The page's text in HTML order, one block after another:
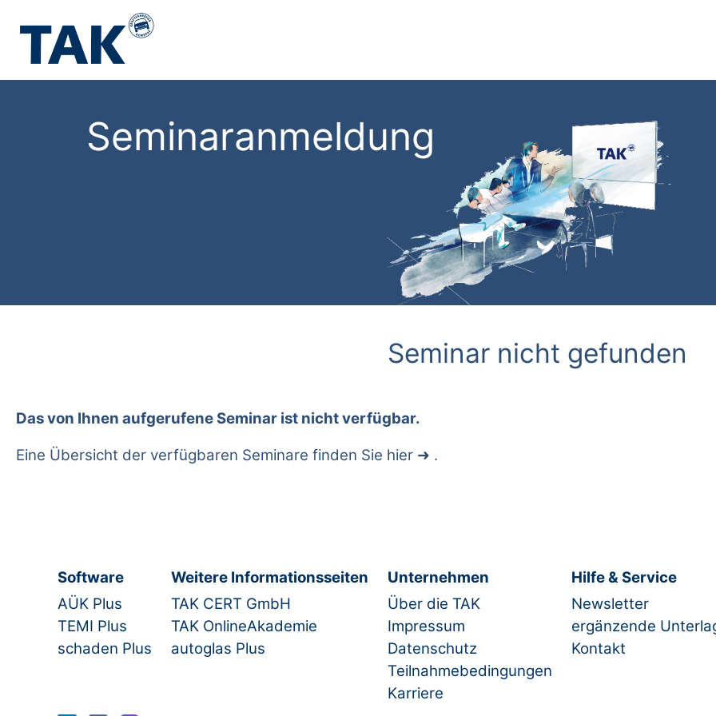
Seminaranmeldung
Seminar nicht gefunden
Das von Ihnen aufgerufene Seminar ist nicht verfügbar.
Eine Übersicht der verfügbaren Seminare finden Sie hier .
Software
AÜK Plus
TEMI Plus
schaden Plus
Weitere Informationsseiten
TAK CERT GmbH
TAK OnlineAkademie
autoglas Plus
Unternehmen
Über die TAK
Impressum
Datenschutz
Teilnahmebedingungen
Karriere
Hilfe & Service
Newsletter
ergänzende
Kontakt